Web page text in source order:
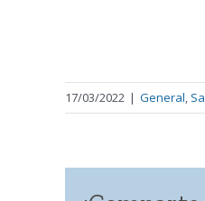
17/03/2022 | General,